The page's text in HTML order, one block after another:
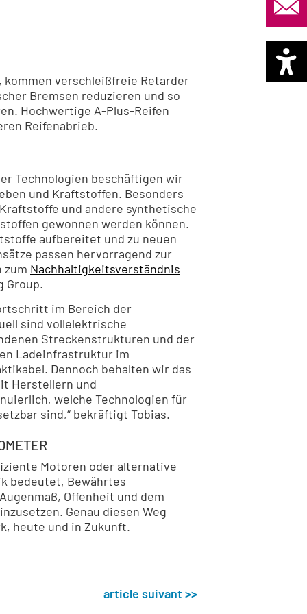
kommen verschleißfreie Retarder
Bremsen reduzieren und so
Hochwertige A-Plus-Reifen
Reifenabrieb.
Technologien beschäftigen wir
und Kraftstoffen. Besonders
und andere synthetische
gewonnen werden können.
aufbereitet und zu neuen
passen hervorragend zur
zum Nachhaltigkeitsverständnis
Group.
im Bereich der
sind vollelektrische
Streckenstrukturen und der
Ladeinfrastruktur im
Dennoch behalten wir das
Herstellern und
welche Technologien für
sind,“ bekräftigt Tobias.
Motoren oder alternative
bedeutet, Bewährtes
Offenheit und dem
Genau diesen Weg
heute und in Zukunft.
article suivant >>